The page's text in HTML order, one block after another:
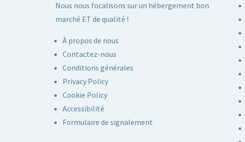
Nous nous focalisons sur un hébergement bon
marché ET de qualité !
À propos de nous
Contactez-nous
Conditions générales
Privacy Policy
Cookie Policy
Accessibilité
Formulaire de signalement